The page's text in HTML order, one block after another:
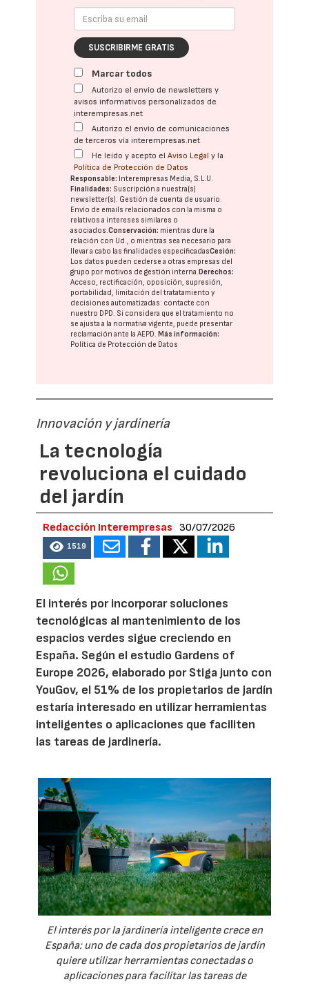
SUSCRIBIRME GRATIS
Marcar todos
Autorizo el envío de newsletters y
avisos informativos personalizados de
interempresas.net
Autorizo el envío de comunicaciones
de terceros vía interempresas.net
He leído y acepto elAviso Legal y la
Política de Protección de Datos
Responsable: Interempresas Media, S.L.U.
Finalidades: Suscripción a nuestra(s)
newsletter(s). Gestión de cuenta de usuario.
Envío de emails relacionados con la misma o
relativos a intereses similares o
asociados.Conservación: mientras dure la
relación con Ud., o mientras sea necesario para
llevar a cabo las finalidades especificadasCesión:
Los datos pueden cederse a otras empresas del
grupo por motivos de gestión interna. Derechos:
Acceso, rectificación, oposición, supresión,
portabilidad, limitación del tratatamiento y
decisiones automatizadas: contacte con
nuestro DPD. Si considera que el tratamiento no
se ajusta a la normativa vigente, puede presentar
reclamación ante laAEPD. Más información:
Política de Protección de Datos
Innovación y jardinería
La tecnología
revoluciona el cuidado
del jardín
Redacción Interempresas 30/07/2026
1519
El interés por incorporar soluciones
tecnológicas al mantenimiento de los
espacios verdes sigue creciendo en
España. Según el estudio Gardens of
Europe 2026, elaborado por Stiga junto con
YouGov, el 51% de los propietarios de jardín
estaría interesado en utilizar herramientas
inteligentes o aplicaciones que faciliten
las tareas de jardinería.
El interés por la jardinería inteligente crece en
España: uno de cada dos propietarios de jardín
quiere utilizar herramientas conectadas o
aplicaciones para facilitar las tareas de